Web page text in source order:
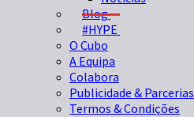
Blog
#HYPE
O Cubo
A Equipa
Colabora
Publicidade & Parcerias
Termos & Condições